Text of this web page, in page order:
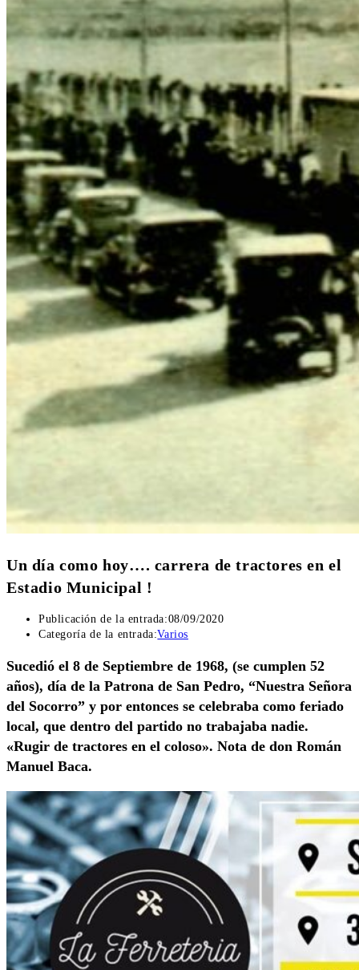
Un día como hoy…. carrera de tractores en el
Estadio Municipal !
Publicación de la entrada:08/09/2020
Categoría de la entrada:Varios
Sucedió el 8 de Septiembre de 1968, (se cumplen 52
años), día de la Patrona de San Pedro, “Nuestra Señora
del Socorro” y por entonces se celebraba como feriado
local, que dentro del partido no trabajaba nadie.
«Rugir de tractores en el coloso». Nota de don Román
Manuel Baca.